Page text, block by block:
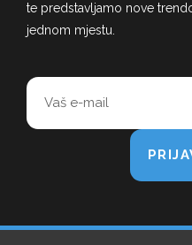
te predstavljamo nove
jednom mjestu.